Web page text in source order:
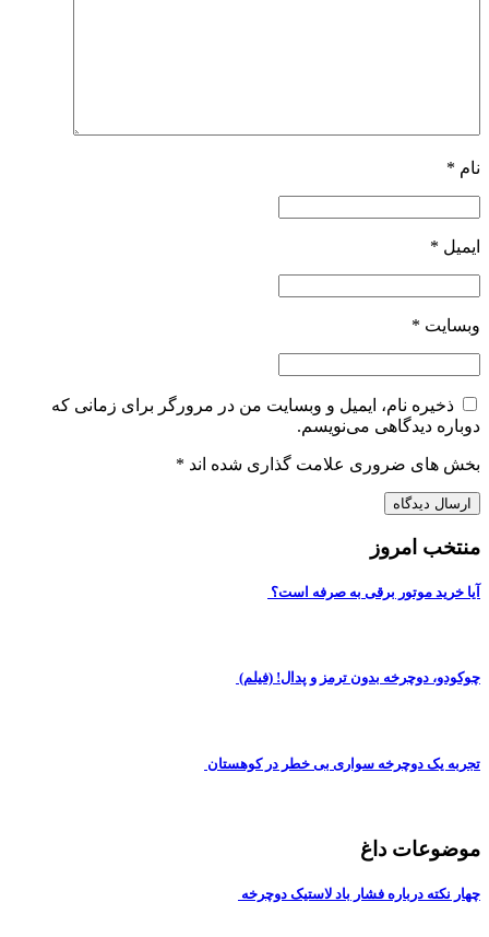
نام *
ایمیل *
وبسایت *
ذخیره نام، ایمیل و وبسایت من در مرورگر برای زمانی که
دوباره دیدگاهی می‌نویسم.
بخش های ضروری علامت گذاری شده اند *
منتخب امروز
آیا خرید موتور برقی به صرفه است؟
چوکودو، دوچرخه بدون ترمز و پدال! (فیلم)
تجربه یک دوچرخه سواری بی خطر در کوهستان
موضوعات داغ
چهار نکته درباره فشار باد لاستیک دوچرخه